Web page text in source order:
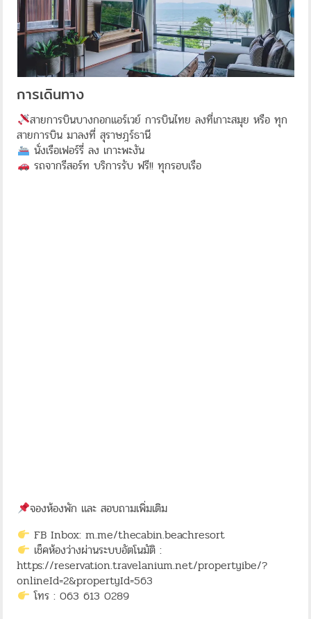
การเดินทาง
สายการบินบางกอกแอร์เวย์ การบินไทย ลงที่เกาะสมุย หรือ ทุก
สายการบิน มาลงที่ สุราษฎร์ธานี
นั่งเรือเฟอร์รี่ ลง เกาะพะงัน
รถจากรีสอร์ท บริการรับ ฟรี!! ทุกรอบเรือ
จองห้องพัก และ สอบถามเพิ่มเติม
FB Inbox: m.me/thecabin.beachresort
เช็คห้องว่างผ่านระบบอัตโนมัติ :
https://reservation.travelanium.net/propertyibe/?
onlineId=2&propertyId=563
โทร : 063 613 0289